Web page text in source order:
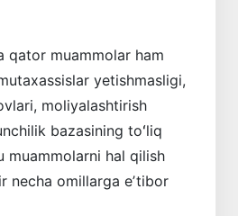
qator muammolar ham
yetishmasligi,
moliyalashtirish
bazasining toʻliq
muammolarni hal qilish
necha omillarga eʼtibor